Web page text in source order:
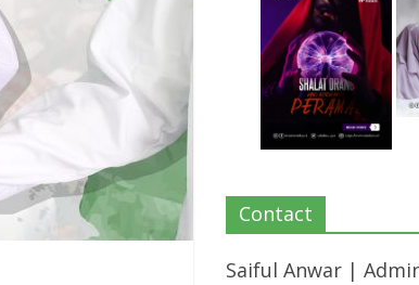
Contact
Saiful Anwar |